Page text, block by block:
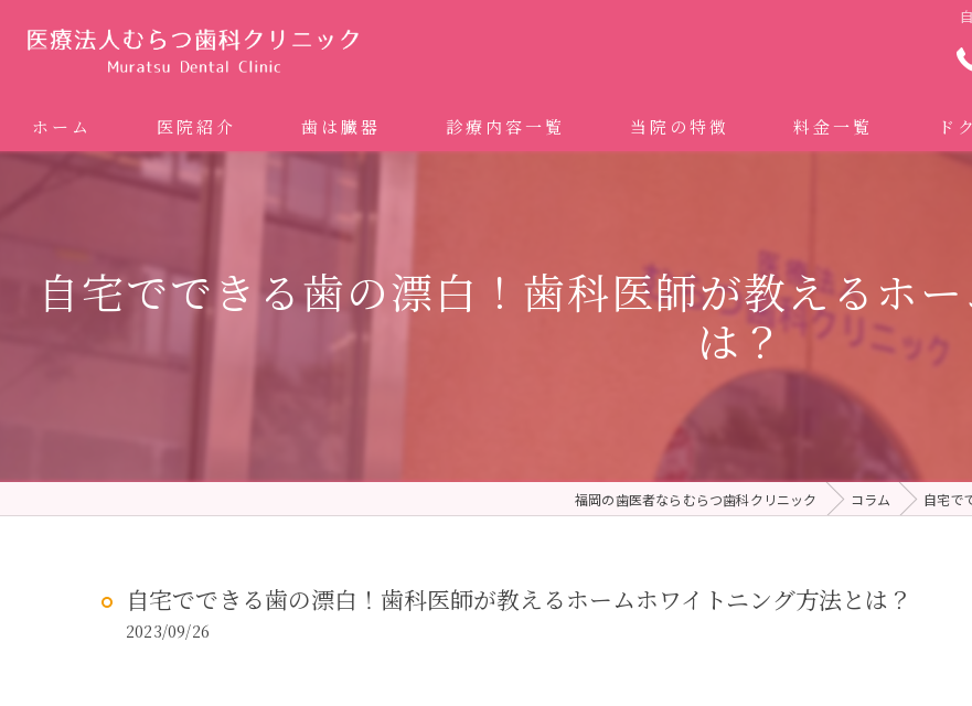
ホーム 医院紹介 歯は臓器 診療内容一覧
矯正歯科 (インビザライン、マウスピース矯正）
ホワイトニング
予防歯科 (メンテナンス)
当院の特徴
ドクターむらつのワンライン歯臓ブラシ
グループクリニック
料金一覧 ド
自宅でできる歯の漂白！歯科医師が教えるホ
は？
福岡の歯医者ならむらつ歯科クリニック コラム 自宅で
自宅でできる歯の漂白！歯科医師が教えるホームホワイトニング方法とは？
2023/09/26